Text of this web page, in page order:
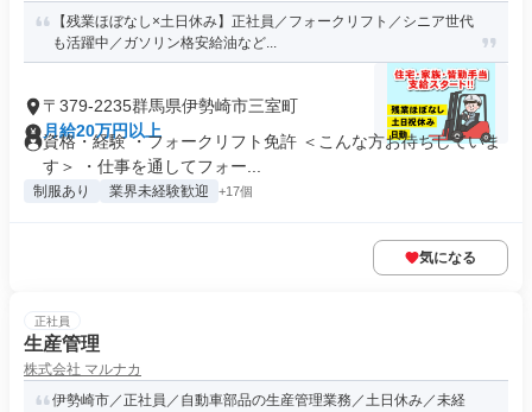
【残業ほぼなし×土日休み】正社員／フォークリフト／シニア世代
も活躍中／ガソリン格安給油など...
〒379-2235群馬県伊勢崎市三室町
月給20万円以上
資格・経験 ・フォークリフト免許 ＜こんな方お待ちしていま
す＞ ・仕事を通してフォー...
制服あり 業界未経験歓迎 +17個
気になる
正社員
生産管理
株式会社 マルナカ
伊勢崎市／正社員／自動車部品の生産管理業務／土日休み／未経